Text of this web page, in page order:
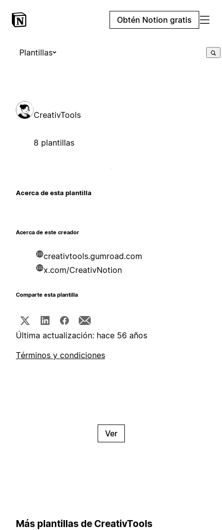
Obtén Notion gratis
Plantillas
CreativTools
8 plantillas
Acerca de esta plantilla
Acerca de este creador
creativtools.gumroad.com
x.com/CreativNotion
Comparte esta plantilla
Última actualización: hace 56 años
Términos y condiciones
Ver
Más plantillas de CreativTools